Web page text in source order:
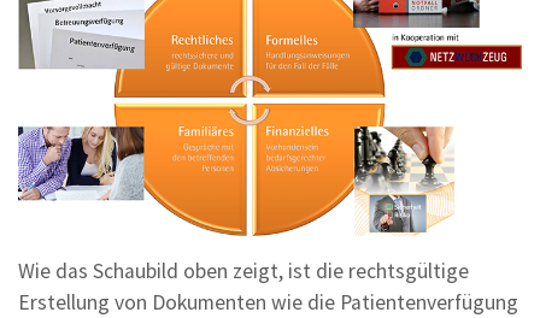
Wie das Schaubild oben zeigt, ist die rechtsgültige
Erstellung von Dokumenten wie die Patientenverfügung